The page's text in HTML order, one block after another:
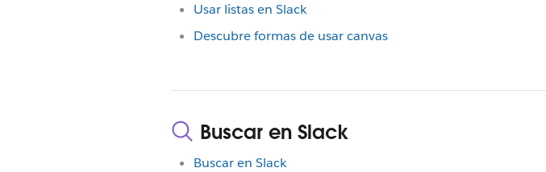
Usar listas en Slack
Descubre formas de usar canvas
Buscar en Slack
Buscar en Slack